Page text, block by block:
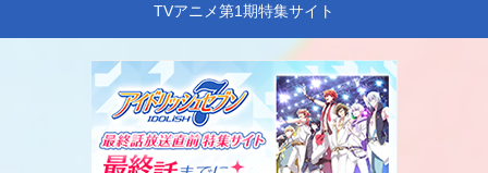
TVアニメ第1期特集サイト